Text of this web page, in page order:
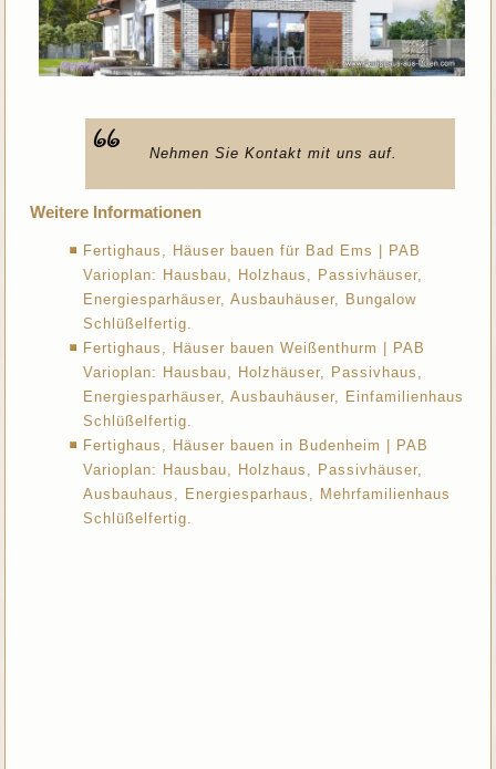
Nehmen Sie Kontakt mit uns auf.
Weitere Informationen
Fertighaus, Häuser bauen für Bad Ems | PAB
Varioplan: Hausbau, Holzhaus, Passivhäuser,
Energiesparhäuser, Ausbauhäuser, Bungalow
Schlüßelfertig.
Fertighaus, Häuser bauen Weißenthurm | PAB
Varioplan: Hausbau, Holzhäuser, Passivhaus,
Energiesparhäuser, Ausbauhäuser, Einfamilienhaus
Schlüßelfertig.
Fertighaus, Häuser bauen in Budenheim | PAB
Varioplan: Hausbau, Holzhaus, Passivhäuser,
Ausbauhaus, Energiesparhaus, Mehrfamilienhaus
Schlüßelfertig.